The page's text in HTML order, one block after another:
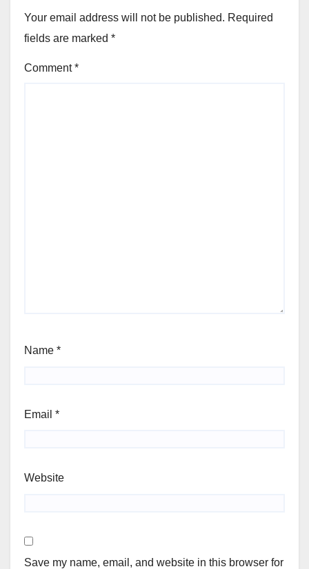
Your email address will not be published. Required
fields are marked *
Comment*
Name *
Email *
Website
Save my name, email, and website in this browser for